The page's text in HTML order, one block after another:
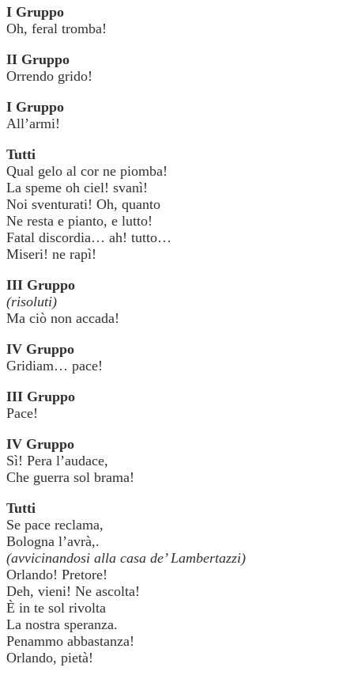
I Gruppo
Oh, feral tromba!
II Gruppo
Orrendo grido!
I Gruppo
All’armi!
Tutti
Qual gelo al cor ne piomba!
La speme oh ciel! svanì!
Noi sventurati! Oh, quanto
Ne resta e pianto, e lutto!
Fatal discordia… ah! tutto…
Miseri! ne rapì!
III Gruppo
(risoluti)
Ma ciò non accada!
IV Gruppo
Gridiam… pace!
III Gruppo
Pace!
IV Gruppo
Sì! Pera l’audace,
Che guerra sol brama!
Tutti
Se pace reclama,
Bologna l’avrà,.
(avvicinandosi alla casa de’ Lambertazzi)
Orlando! Pretore!
Deh, vieni! Ne ascolta!
È in te sol rivolta
La nostra speranza.
Penammo abbastanza!
Orlando, pietà!